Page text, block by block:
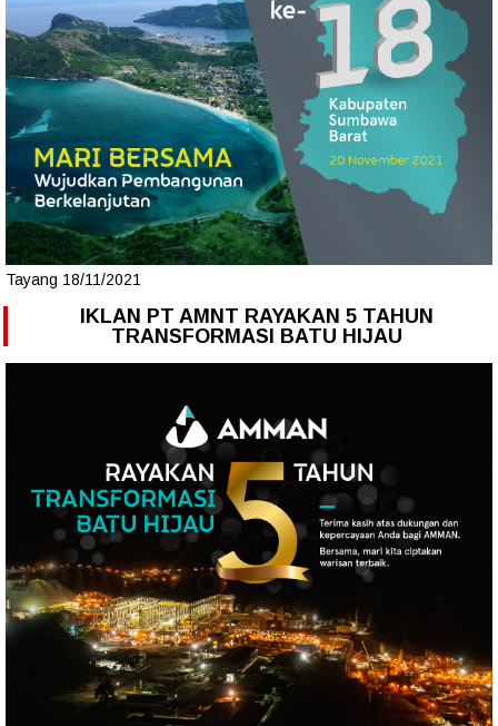
Tayang 18/11/2021
IKLAN PT AMNT RAYAKAN 5 TAHUN
TRANSFORMASI BATU HIJAU